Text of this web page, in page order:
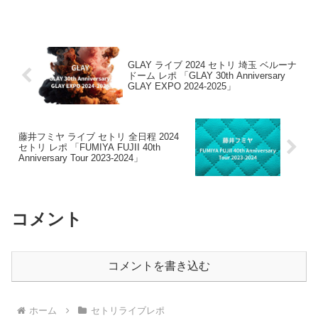
GLAY ライブ 2024 セトリ 埼玉 ベルーナ
ドーム レポ 「GLAY 30th Anniversary
GLAY EXPO 2024-2025」
藤井フミヤ ライブ セトリ 全日程 2024
セトリ レポ 「FUMIYA FUJII 40th
Anniversary Tour 2023-2024」
コメント
コメントを書き込む
ホーム セトリライブレポ